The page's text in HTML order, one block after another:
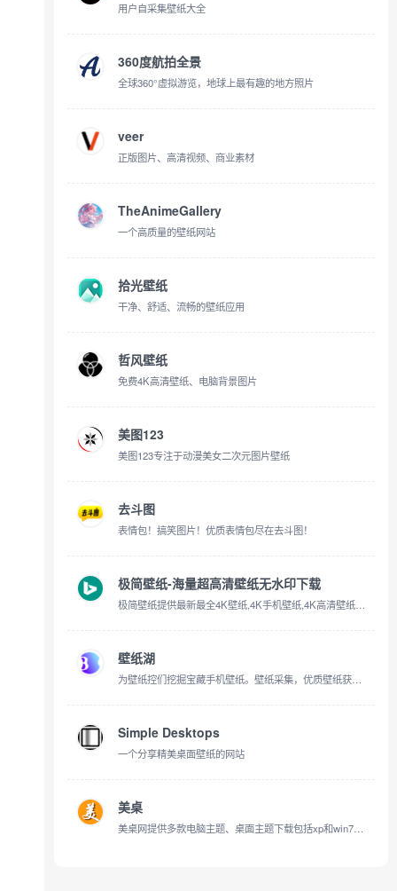
用户自采集壁纸大全
360度航拍全景
全球360°虚拟游览，地球上最有趣的地方照片
veer
正版图片、高清视频、商业素材
TheAnimeGallery
一个高质量的壁纸网站
拾光壁纸
干净、舒适、流畅的壁纸应用
哲风壁纸
免费4K高清壁纸、电脑背景图片
美图123
美图123专注于动漫美女二次元图片壁纸
去斗图
表情包！搞笑图片！优质表情包尽在去斗图！
极简壁纸-海量超高清壁纸无水印下载
极简壁纸提供最新最全4K壁纸,4K手机壁纸,4K高清壁纸,1080P,2K,4K,5K,8K壁纸,高清图片素材,包含自然、必应、游戏、动漫、动画、系统、影视、汽车、动物、人物、城市、极简、植物、运动、体育、平板等精选高清4K壁
壁纸湖
为壁纸控们挖掘宝藏手机壁纸。壁纸采集，优质壁纸获取，时刻follow最新的手机壁纸。壁纸湖唯一官网，没有APP
Simple Desktops
一个分享精美桌面壁纸的网站
美桌
美桌网提供多款电脑主题、桌面主题下载包括xp和win7电脑主题，还有电脑桌面壁纸都是高清桌面壁纸，是美化您的电脑下载电脑桌面主题和电脑桌面壁纸的最佳网站